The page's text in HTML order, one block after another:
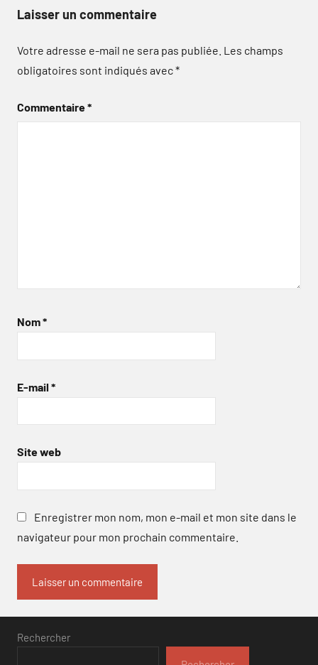
Laisser un commentaire
Votre adresse e-mail ne sera pas publiée. Les champs
obligatoires sont indiqués avec*
Commentaire*
Nom*
E-mail *
Site web
Enregistrer mon nom, mon e-mail et mon site dans le
navigateur pour mon prochain commentaire.
Rechercher